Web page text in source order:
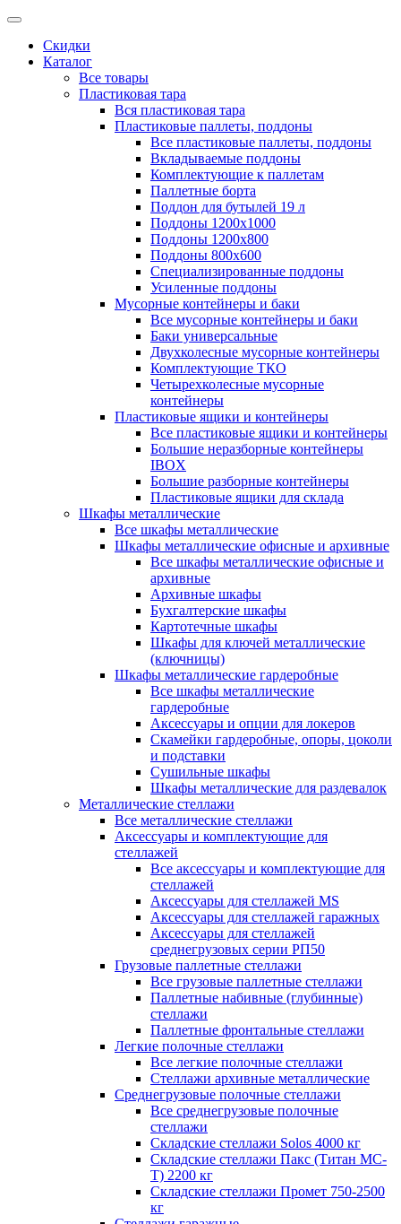
Скидки
Каталог
Все товары
Пластиковая тара
Вся пластиковая тара
Пластиковые паллеты, поддоны
Все пластиковые паллеты, поддоны
Вкладываемые поддоны
Комплектующие к паллетам
Паллетные борта
Поддон для бутылей 19 л
Поддоны 1200х1000
Поддоны 1200х800
Поддоны 800х600
Специализированные поддоны
Усиленные поддоны
Мусорные контейнеры и баки
Все мусорные контейнеры и баки
Баки универсальные
Двухколесные мусорные контейнеры
Комплектующие ТКО
Четырехколесные мусорные
контейнеры
Пластиковые ящики и контейнеры
Все пластиковые ящики и контейнеры
Большие неразборные контейнеры
IBOX
Большие разборные контейнеры
Пластиковые ящики для склада
Шкафы металлические
Все шкафы металлические
Шкафы металлические офисные и архивные
Все шкафы металлические офисные и
архивные
Архивные шкафы
Бухгалтерские шкафы
Картотечные шкафы
Шкафы для ключей металлические
(ключницы)
Шкафы металлические гардеробные
Все шкафы металлические
гардеробные
Аксессуары и опции для локеров
Скамейки гардеробные, опоры, цоколи
и подставки
Сушильные шкафы
Шкафы металлические для раздевалок
Металлические стеллажи
Все металлические стеллажи
Аксессуары и комплектующие для
стеллажей
Все аксессуары и комплектующие для
стеллажей
Аксессуары для стеллажей MS
Аксессуары для стеллажей гаражных
Аксессуары для стеллажей
среднегрузовых серии РП50
Грузовые паллетные стеллажи
Все грузовые паллетные стеллажи
Паллетные набивные (глубинные)
стеллажи
Паллетные фронтальные стеллажи
Легкие полочные стеллажи
Все легкие полочные стеллажи
Стеллажи архивные металлические
Среднегрузовые полочные стеллажи
Все среднегрузовые полочные
стеллажи
Складские стеллажи Solos 4000 кг
Складские стеллажи Пакс (Титан МС-
Т) 2200 кг
Складские стеллажи Промет 750-2500
кг